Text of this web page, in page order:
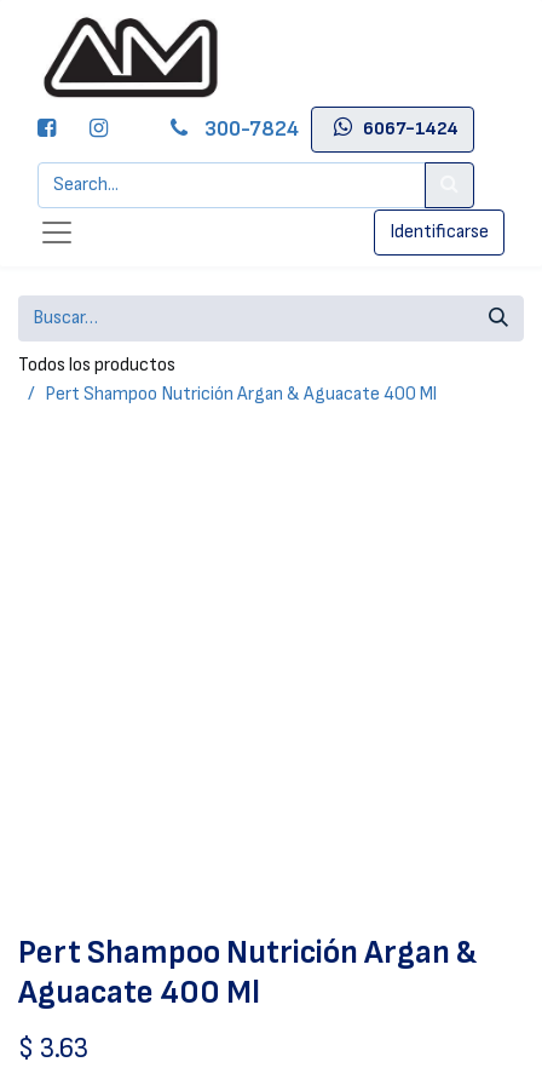
300-7824 6067-1424
Identificarse
Todos los productos
Pert Shampoo Nutrición Argan & Aguacate 400 Ml
Pert Shampoo Nutrición Argan &
Aguacate 400 Ml
$ 3.63